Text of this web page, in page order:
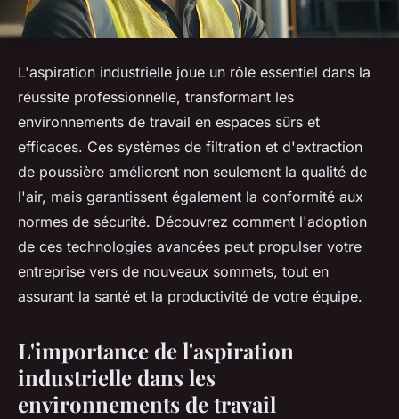
L'aspiration industrielle joue un rôle essentiel dans la
réussite professionnelle, transformant les
environnements de travail en espaces sûrs et
efficaces. Ces systèmes de filtration et d'extraction
de poussière améliorent non seulement la qualité de
l'air, mais garantissent également la conformité aux
normes de sécurité. Découvrez comment l'adoption
de ces technologies avancées peut propulser votre
entreprise vers de nouveaux sommets, tout en
assurant la santé et la productivité de votre équipe.
L'importance de l'aspiration
industrielle dans les
environnements de travail